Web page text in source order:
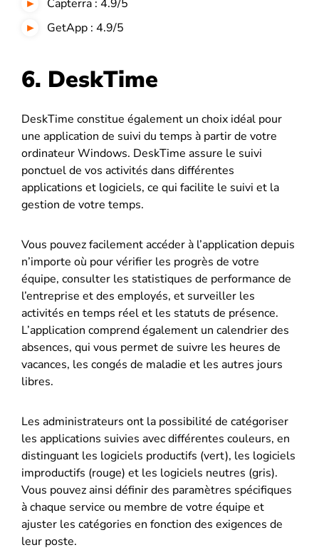
Capterra : 4.9/5
GetApp : 4.9/5
6. DeskTime
DeskTime constitue également un choix idéal pour
une application de suivi du temps à partir de votre
ordinateur Windows. DeskTime assure le suivi
ponctuel de vos activités dans différentes
applications et logiciels, ce qui facilite le suivi et la
gestion de votre temps.
Vous pouvez facilement accéder à l’application depuis
n’importe où pour vérifier les progrès de votre
équipe, consulter les statistiques de performance de
l’entreprise et des employés, et surveiller les
activités en temps réel et les statuts de présence.
L’application comprend également un calendrier des
absences, qui vous permet de suivre les heures de
vacances, les congés de maladie et les autres jours
libres.
Les administrateurs ont la possibilité de catégoriser
les applications suivies avec différentes couleurs, en
distinguant les logiciels productifs (vert), les logiciels
improductifs (rouge) et les logiciels neutres (gris).
Vous pouvez ainsi définir des paramètres spécifiques
à chaque service ou membre de votre équipe et
ajuster les catégories en fonction des exigences de
leur poste.